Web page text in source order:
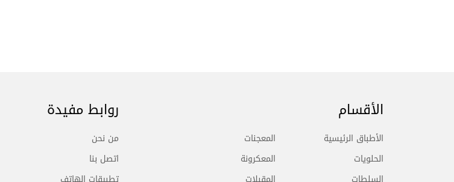
الأقسام
الأطباق الرئيسية
الحلويات
المعجنات
المعكرونة
روابط مفيدة
من نحن
اتصل بنا